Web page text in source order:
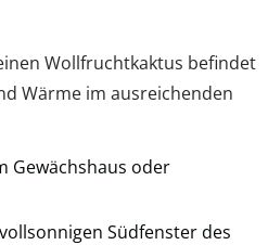
Wollfruchtkaktus befindet
Wärme im ausreichenden
Gewächshaus oder
Südfenster des